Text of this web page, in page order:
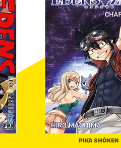
PIKA SHÔNEN